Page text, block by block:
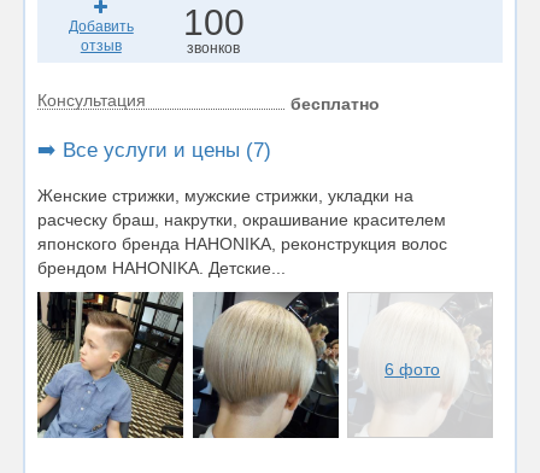
Добавить
отзыв
100
звонков
Консультация бесплатно
➡️ Все услуги и цены (7)
Женские стрижки, мужские стрижки, укладки на
расческу браш, накрутки, окрашивание красителем
японского бренда НАНОNIKA, реконструкция волос
брендом HAHONIKA. Детские...
6 фото